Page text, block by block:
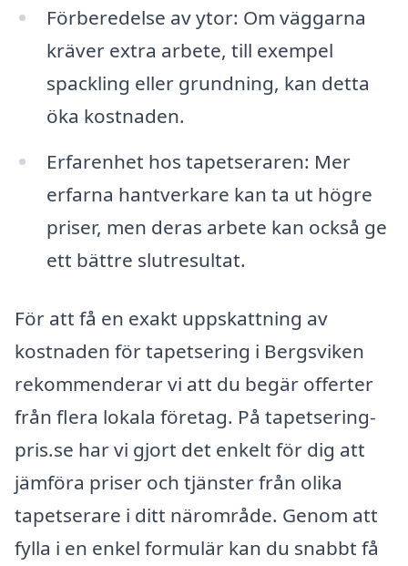
Förberedelse av ytor: Om väggarna
kräver extra arbete, till exempel
spackling eller grundning, kan detta
öka kostnaden.
Erfarenhet hos tapetseraren: Mer
erfarna hantverkare kan ta ut högre
priser, men deras arbete kan också ge
ett bättre slutresultat.
För att få en exakt uppskattning av
kostnaden för tapetsering i Bergsviken
rekommenderar vi att du begär offerter
från flera lokala företag. På tapetsering-
pris.se har vi gjort det enkelt för dig att
jämföra priser och tjänster från olika
tapetserare i ditt närområde. Genom att
fylla i en enkel formulär kan du snabbt få